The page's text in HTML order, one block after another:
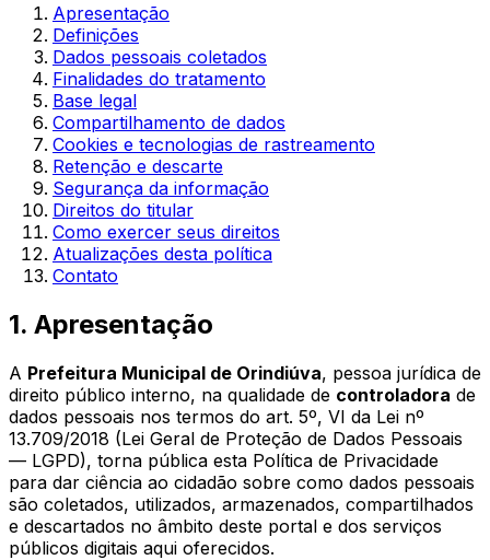
Apresentação
Definições
Dados pessoais coletados
Finalidades do tratamento
Base legal
Compartilhamento de dados
Cookies e tecnologias de rastreamento
Retenção e descarte
Segurança da informação
Direitos do titular
Como exercer seus direitos
Atualizações desta política
Contato
1. Apresentação
A Prefeitura Municipal de Orindiúva, pessoa jurídica de
direito público interno, na qualidade de controladora de
dados pessoais nos termos do art. 5º, VI da Lei nº
13.709/2018 (Lei Geral de Proteção de Dados Pessoais
— LGPD), torna pública esta Política de Privacidade
para dar ciência ao cidadão sobre como dados pessoais
são coletados, utilizados, armazenados, compartilhados
e descartados no âmbito deste portal e dos serviços
públicos digitais aqui oferecidos.